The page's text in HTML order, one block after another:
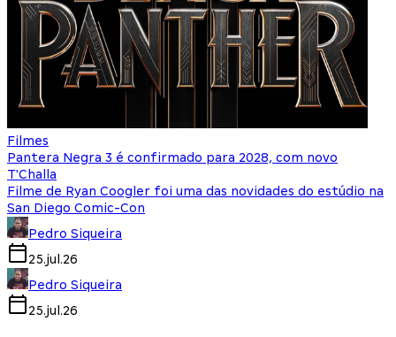
Filmes
Pantera Negra 3 é confirmado para 2028, com novo
T'Challa
Filme de Ryan Coogler foi uma das novidades do estúdio na
San Diego Comic-Con
Pedro Siqueira
25.jul.26
Pedro Siqueira
25.jul.26